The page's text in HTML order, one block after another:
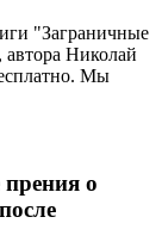
"Заграничные
автора Николай
Мы
о